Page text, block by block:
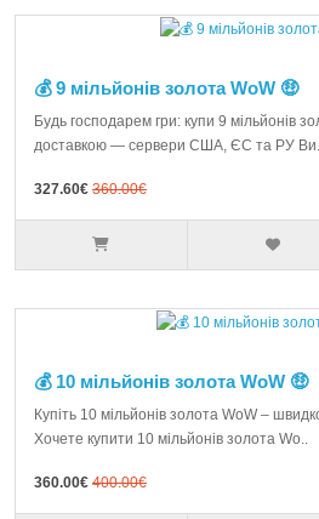
💰 9 мільйонів золота WoW 🤑
Будь господарем гри: купи 9 мільйонів
доставкою — сервери США, ЄС та РУ Ви..
327.60€ 360.00€
💰 10 мільйонів золота WoW 🤑
Купіть 10 мільйонів золота WoW –
Хочете купити 10 мільйонів золота Wo..
360.00€ 400.00€